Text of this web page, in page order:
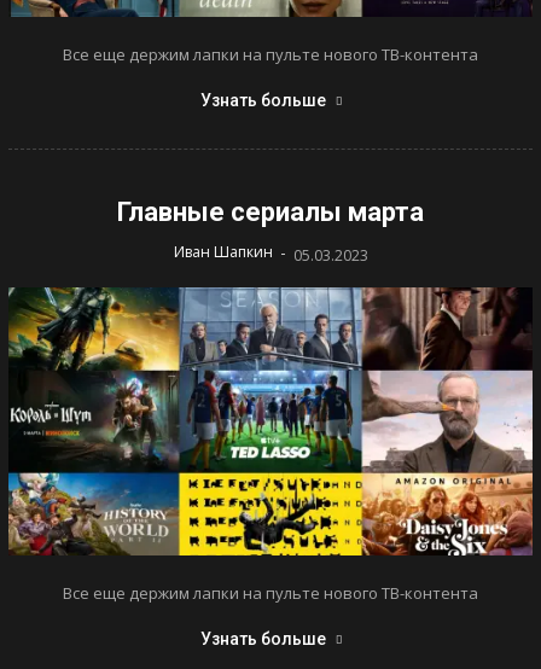
Все еще держим лапки на пульте нового ТВ-контента
Узнать больше
Главные сериалы марта
Иван Шапкин - 05.03.2023
Все еще держим лапки на пульте нового ТВ-контента
Узнать больше